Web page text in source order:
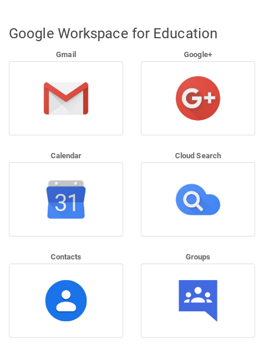
Google Workspace for Education
Gmail Google+
Calendar Cloud Search
Contacts Groups